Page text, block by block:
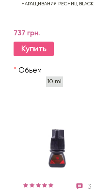
НАРАЩИВАНИЯ РЕСНИЦ BLACK
737 грн.
Купить
* Объем
10 ml
3